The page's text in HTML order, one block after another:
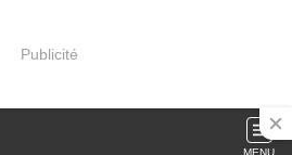
Publicité
MENU